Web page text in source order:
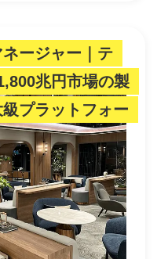
ネージャー｜テ
兆円市場の製
プラットフォー